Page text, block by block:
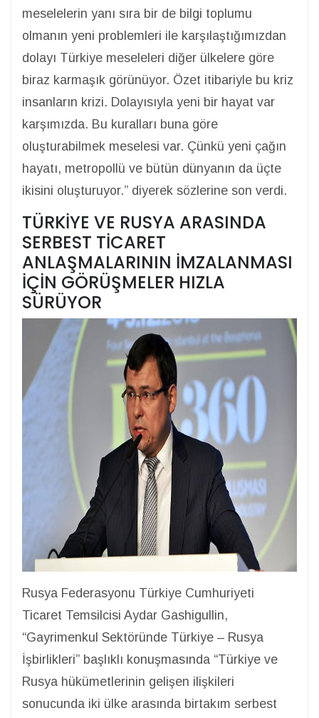
meselelerin yanı sıra bir de bilgi toplumu
olmanın yeni problemleri ile karşılaştığımızdan
dolayı Türkiye meseleleri diğer ülkelere göre
biraz karmaşık görünüyor. Özet itibariyle bu kriz
insanların krizi. Dolayısıyla yeni bir hayat var
karşımızda. Bu kuralları buna göre
oluşturabilmek meselesi var. Çünkü yeni çağın
hayatı, metropollü ve bütün dünyanın da üçte
ikisini oluşturuyor.” diyerek sözlerine son verdi.
TÜRKİYE VE RUSYA ARASINDA
SERBEST TİCARET
ANLAŞMALARININ İMZALANMASI
İÇİN GÖRÜŞMELER HIZLA
SÜRÜYOR
Rusya Federasyonu Türkiye Cumhuriyeti
Ticaret Temsilcisi Aydar Gashigullin,
“Gayrimenkul Sektöründe Türkiye – Rusya
İşbirlikleri” başlıklı konuşmasında “Türkiye ve
Rusya hükümetlerinin gelişen ilişkileri
sonucunda iki ülke arasında birtakım serbest